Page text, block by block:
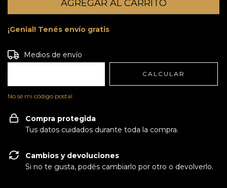
¡Genial! Tenés envío gratis
Entregas para el CP:
Medios de envío
CALCULAR
No sé mi código postal
Compra protegida
Tus datos cuidados durante toda la compra.
Cambios y devoluciones
Si no te gusta, podés cambiarlo por otro o devolverlo.